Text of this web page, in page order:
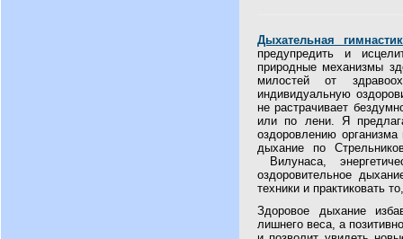
Дыхательная
предупредить и
природные механизмы
милостей от
индивидуальную
не растрачивает
или по лени. Я
оздоровлению
дыхание по
Вилунаса,
оздоровительное
техники и практиковать
Здоровое дыхание
лишнего веса, а